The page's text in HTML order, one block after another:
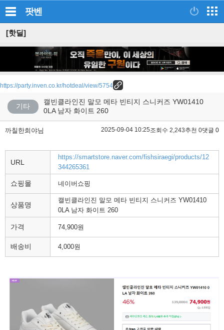
팟벤
[핫딜]
https://party.inven.co.kr/hotdeal/view/5754
기타
캘빈클라인진 말모 메타 빈티지 스니커즈 YW01410
0LA 남자 화이트 260
까칠한희야님 2025-09-04 10:25조회수 2,243추천 0댓글 0
URL
https://smartstore.naver.com/fishsiraegi/products/12
344265361
쇼핑몰 네이버쇼핑
상품명
캘빈클라인진 말모 메타 빈티지 스니커즈 YW01410
0LA 남자 화이트 260
가격 74,900원
배송비 4,000원